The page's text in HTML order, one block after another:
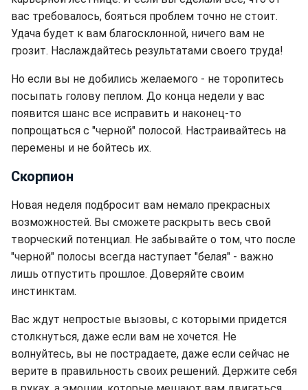
вас требовалось, бояться проблем точно не стоит.
Удача будет к вам благосклонной, ничего вам не
грозит. Наслаждайтесь результатами своего труда!
Но если вы не добились желаемого - не торопитесь
посыпать голову пеплом. До конца недели у вас
появится шанс все исправить и наконец-то
попрощаться с "черной" полосой. Настраивайтесь на
перемены и не бойтесь их.
Скорпион
Новая неделя подбросит вам немало прекрасных
возможностей. Вы сможете раскрыть весь свой
творческий потенциал. Не забывайте о том, что после
"черной" полосы всегда наступает "белая" - важно
лишь отпустить прошлое. Доверяйте своим
инстинктам.
Вас ждут непростые вызовы, с которыми придется
столкнуться, даже если вам не хочется. Не
волнуйтесь, вы не пострадаете, даже если сейчас не
верите в правильность своих решений. Держите себя